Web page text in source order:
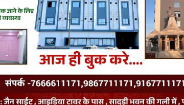
LATEST JAINISM
The Jain Monk and his Saka saviours (English)
Monk Metarya (English)